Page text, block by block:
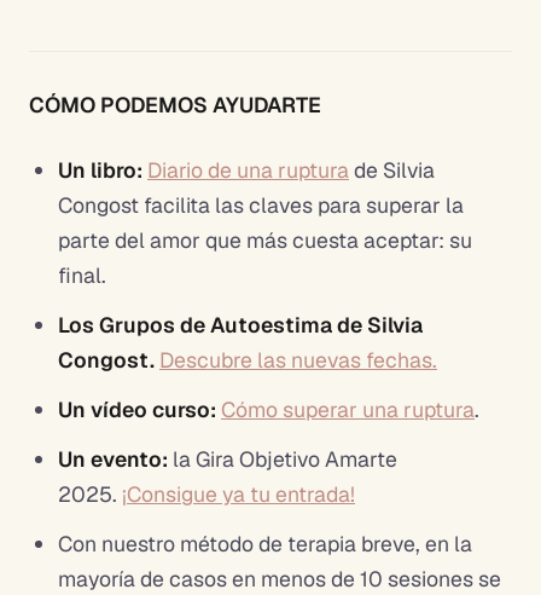
CÓMO PODEMOS AYUDARTE
Un libro: Diario de una rupturade Silvia
Congost facilita las claves para superar la
parte del amor que más cuesta aceptar: su
final.
Los Grupos de Autoestima de Silvia
Congost. Descubre las nuevas fechas.
Un vídeo curso: Cómo superar una ruptura.
Un evento: la Gira Objetivo Amarte
2025. ¡Consigue ya tu entrada!
Con nuestro método de terapia breve, en la
mayoría de casos en menos de 10 sesiones se